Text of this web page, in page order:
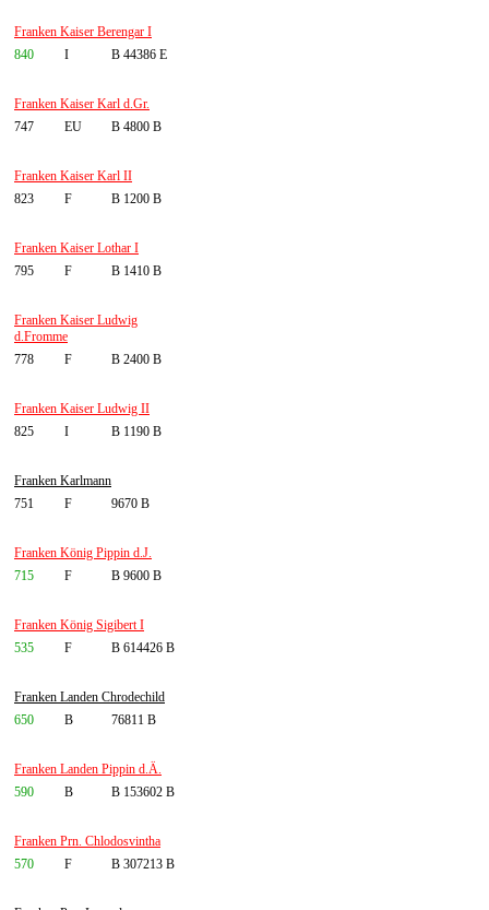
Franken Kaiser Berengar I
840
I B 44386 E
Franken Kaiser Karl d.Gr.
747
EU B 4800 B
Franken Kaiser Karl II
823
F B 1200 B
Franken Kaiser Lothar I
795
F B 1410 B
Franken Kaiser Ludwig
d.Fromme
778
F B 2400 B
Franken Kaiser Ludwig II
825
I B 1190 B
Franken Karlmann
751
F 9670 B
Franken König Pippin d.J.
715
F B 9600 B
Franken König Sigibert I
535
F B 614426 B
Franken Landen Chrodechild
650
B 76811 B
Franken Landen Pippin d.Ä.
590
B B 153602 B
Franken Prn. Chlodosvintha
570
F B 307213 B